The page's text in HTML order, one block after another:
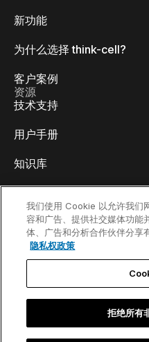
新功能
为什么选择 think-cell?
客户案例
资源
技术支持
用户手册
知识库
视频教程
内容中心
我们使用 Cookie 以允许我们
容和广告、提供社交媒体功能
体、广告和分析合作伙伴分享
隐私权政策
拒绝所有